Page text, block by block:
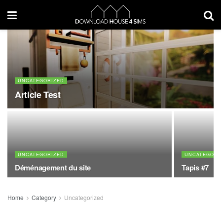
UNCATEGORIZED
Article Test
UNCATEGORIZED
Déménagement du site Tapis #7
Home Category Uncategorized